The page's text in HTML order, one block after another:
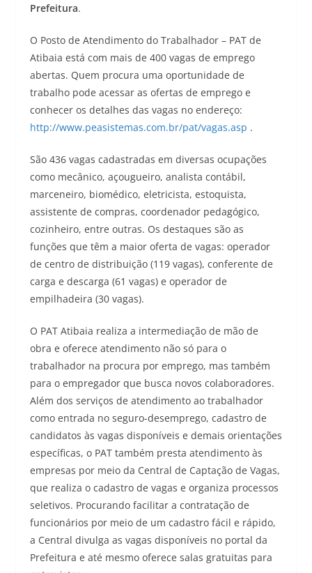
Prefeitura.
O Posto de Atendimento do Trabalhador – PAT de
Atibaia está com mais de 400 vagas de emprego
abertas. Quem procura uma oportunidade de
trabalho pode acessar as ofertas de emprego e
conhecer os detalhes das vagas no endereço:
http://www.peasistemas.com.br/pat/vagas.asp .
São 436 vagas cadastradas em diversas ocupações
como mecânico, açougueiro, analista contábil,
marceneiro, biomédico, eletricista, estoquista,
assistente de compras, coordenador pedagógico,
cozinheiro, entre outras. Os destaques são as
funções que têm a maior oferta de vagas: operador
de centro de distribuição (119 vagas), conferente de
carga e descarga (61 vagas) e operador de
empilhadeira (30 vagas).
O PAT Atibaia realiza a intermediação de mão de
obra e oferece atendimento não só para o
trabalhador na procura por emprego, mas também
para o empregador que busca novos colaboradores.
Além dos serviços de atendimento ao trabalhador
como entrada no seguro-desemprego, cadastro de
candidatos às vagas disponíveis e demais orientações
específicas, o PAT também presta atendimento às
empresas por meio da Central de Captação de Vagas,
que realiza o cadastro de vagas e organiza processos
seletivos. Procurando facilitar a contratação de
funcionários por meio de um cadastro fácil e rápido,
a Central divulga as vagas disponíveis no portal da
Prefeitura e até mesmo oferece salas gratuitas para